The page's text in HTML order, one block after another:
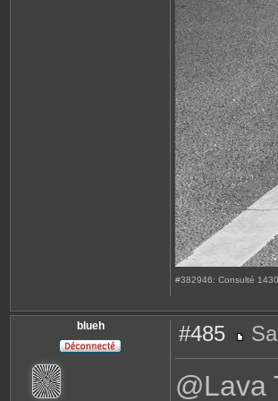
#382946: Consulté
blueh #485
e
a
@Lava